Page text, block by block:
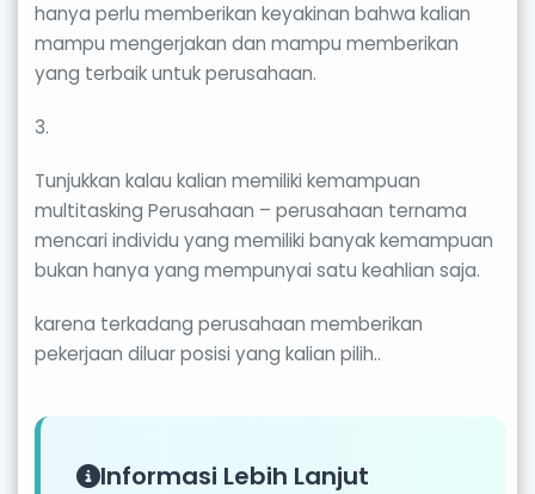
hanya perlu memberikan keyakinan bahwa kalian
mampu mengerjakan dan mampu memberikan
yang terbaik untuk perusahaan.
3.
Tunjukkan kalau kalian memiliki kemampuan
multitasking Perusahaan – perusahaan ternama
mencari individu yang memiliki banyak kemampuan
bukan hanya yang mempunyai satu keahlian saja.
karena terkadang perusahaan memberikan
pekerjaan diluar posisi yang kalian pilih..
Informasi Lebih Lanjut